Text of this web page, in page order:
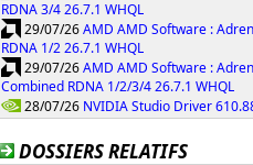
RDNA 3/4 26.7.1 WHQL
29/07/26AMD AMD Software :
RDNA 1/2 26.7.1 WHQL
29/07/26AMD AMD Software :
Combined RDNA 1/2/3/4 26.7.1 WHQL
28/07/26 NVIDIA Studio Driver
DOSSIERS RELATIFS